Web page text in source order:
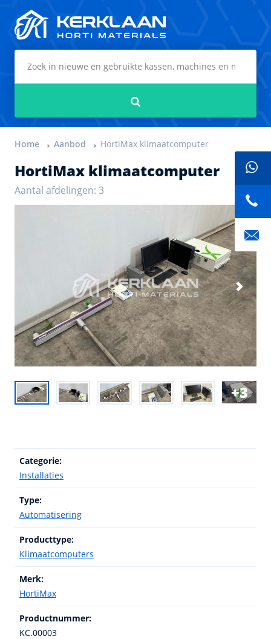
Home Aanbod HortiMax klimaatcomputer
HortiMax klimaatcomputer
Aantal afdelingen: 3
3
Categorie:
Installaties
Type:
Automatisering
Producttype:
Klimaatcomputers
Merk:
HortiMax
Productnummer:
KC.00003